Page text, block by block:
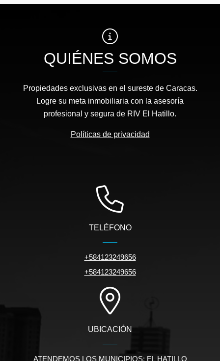
QUIÉNES SOMOS
Propiedades exclusivas en el sureste de Caracas.
Logre su meta inmobiliaria con la asesoría
profesional y segura de RIV El Hatillo.
Políticas de privacidad
TELÉFONO
+584123249656
+584123249656
UBICACIÓN
ATENDEMOS LOS MUNICIPIOS: EL HATILLO